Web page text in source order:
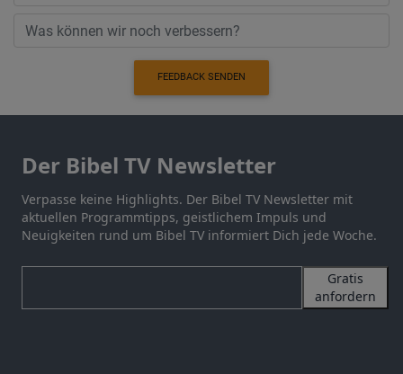
FEEDBACK SENDEN
Der Bibel TV Newsletter
Verpasse keine Highlights. Der Bibel TV Newsletter mit
aktuellen Programmtipps, geistlichem Impuls und
Neuigkeiten rund um Bibel TV informiert Dich jede Woche.
Gratis
anfordern